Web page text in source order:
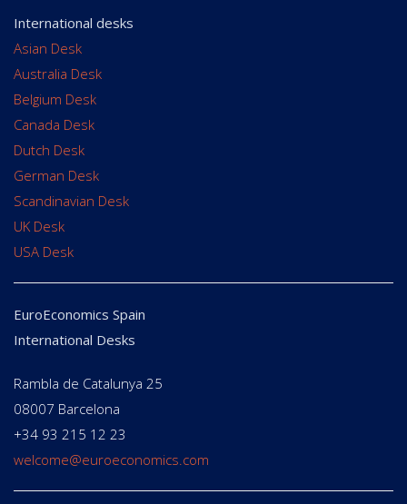
International desks
Asian Desk
Australia Desk
Belgium Desk
Canada Desk
Dutch Desk
German Desk
Scandinavian Desk
UK Desk
USA Desk
EuroEconomics Spain
International Desks
Rambla de Catalunya 25
08007 Barcelona
+34 93 215 12 23
welcome@euroeconomics.com